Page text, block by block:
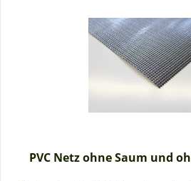
PVC Netz ohne Saum und